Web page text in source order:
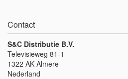
Contact
S&C Distributie B.V.
Televisieweg 81-1
1322 AK Almere
Nederland